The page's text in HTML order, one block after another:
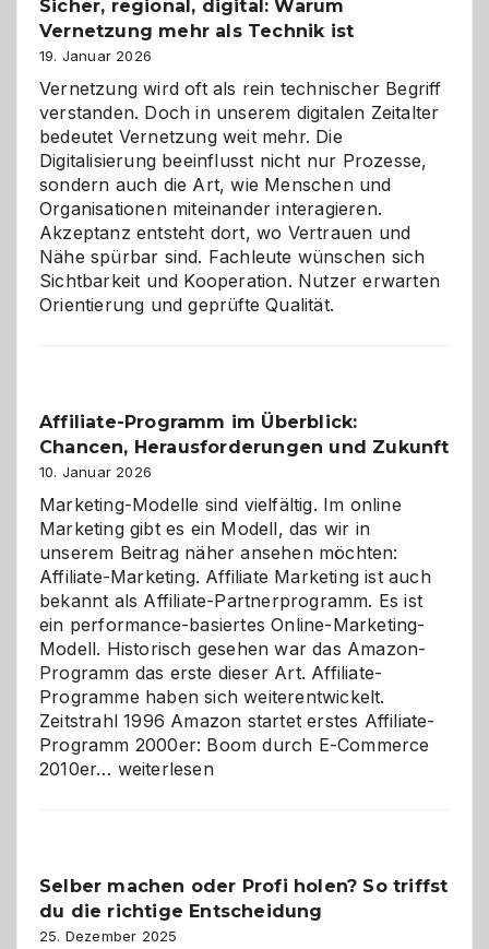
ein
dreifaches
Alaaf!
Sicher, regional, digital: Warum
Vernetzung mehr als Technik ist
19. Januar 2026
Vernetzung wird oft als rein technischer Begriff
verstanden. Doch in unserem digitalen Zeitalter
bedeutet Vernetzung weit mehr. Die
Digitalisierung beeinflusst nicht nur Prozesse,
sondern auch die Art, wie Menschen und
Organisationen miteinander interagieren.
Akzeptanz entsteht dort, wo Vertrauen und
Nähe spürbar sind. Fachleute wünschen sich
Sichtbarkeit und Kooperation. Nutzer erwarten
Orientierung und geprüfte Qualität.
Affiliate-Programm im Überblick:
Chancen, Herausforderungen und Zukunft
10. Januar 2026
Marketing-Modelle sind vielfältig. Im online
Marketing gibt es ein Modell, das wir in
unserem Beitrag näher ansehen möchten:
Affiliate-Marketing. Affiliate Marketing ist auch
bekannt als Affiliate-Partnerprogramm. Es ist
ein performance-basiertes Online-Marketing-
Modell. Historisch gesehen war das Amazon-
Programm das erste dieser Art. Affiliate-
Programme haben sich weiterentwickelt.
Zeitstrahl 1996 Amazon startet erstes Affiliate-
Programm 2000er: Boom durch E-Commerce
2010er… Affiliate-
Herausforderungen
und
Zukunft
weiterlesen
Selber machen oder Profi holen? So triffst
du die richtige Entscheidung
25. Dezember 2025